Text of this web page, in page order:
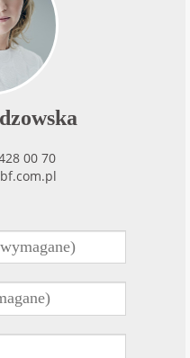
00 70